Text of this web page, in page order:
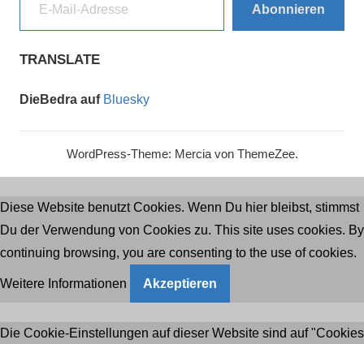
Abonnieren
TRANSLATE
DieBedra auf Bluesky
WordPress-Theme: Mercia von ThemeZee.
Diese Website benutzt Cookies. Wenn Du hier bleibst, stimmst
Du der Verwendung von Cookies zu. This site uses cookies. By
continuing browsing, you are consenting to the use of cookies.
Weitere Informationen Akzeptieren
Die Cookie-Einstellungen auf dieser Website sind auf "Cookies